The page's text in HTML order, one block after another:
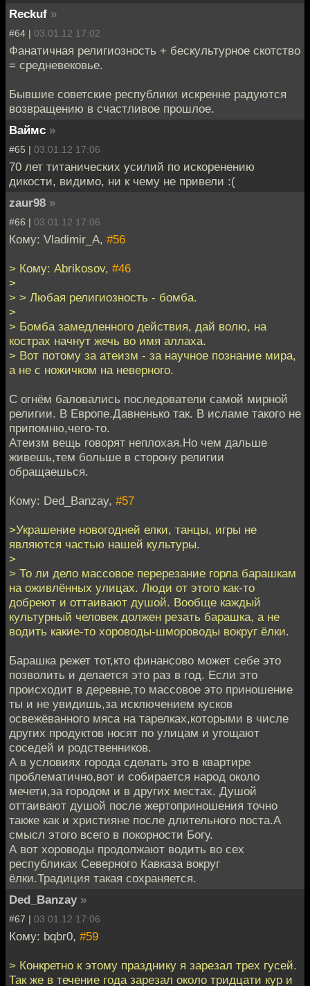
Reckuf »
#64 | 03.01.12 17:02
Фанатичная религиозность + бескультурное скотство
= средневековье.
Бывшие советские республики искренне радуются
возвращению в счастливое прошлое.
Ваймс »
#65 | 03.01.12 17:06
70 лет титанических усилий по искоренению
дикости, видимо, ни к чему не привели :(
zaur98 »
#66 | 03.01.12 17:06
Кому: Vladimir_A, #56
> Кому: Abrikosov, #46
>
> > Любая религиозность - бомба.
>
> Бомба замедленного действия, дай волю, на
кострах начнут жечь во имя аллаха.
> Вот потому за атеизм - за научное познание мира,
а не с ножичком на неверного.
С огнём баловались последователи самой мирной
религии. В Европе.Давненько так. В исламе такого не
припомню,чего-то.
Атеизм вещь говорят неплохая.Но чем дальше
живешь,тем больше в сторону религии
обращаешься.
Кому: Ded_Banzay, #57
>Украшение новогодней елки, танцы, игры не
являются частью нашей культуры.
>
> То ли дело массовое перерезание горла барашкам
на оживлённых улицах. Люди от этого как-то
добреют и оттаивают душой. Вообще каждый
культурный человек должен резать барашка, а не
водить какие-то хороводы-шмороводы вокруг ёлки.
Барашка режет тот,кто финансово может себе это
позволить и делается это раз в год. Если это
происходит в деревне,то массовое это приношение
ты и не увидишь,за исключением кусков
освежёванного мяса на тарелках,которыми в числе
других продуктов носят по улицам и угощают
соседей и родственников.
А в условиях города сделать это в квартире
проблематично,вот и собирается народ около
мечети,за городом и в других местах. Душой
оттаивают душой после жертоприношения точно
также как и християне после длительного поста.А
смысл этого всего в покорности Богу.
А вот хороводы продолжают водить во сех
республиках Северного Кавказа вокруг
ёлки.Традиция такая сохраняется.
Ded_Banzay »
#67 | 03.01.12 17:06
Кому: bqbr0, #59
> Конкретно к этому празднику я зарезал трех гусей.
Так же в течение года зарезал около тридцати кур и